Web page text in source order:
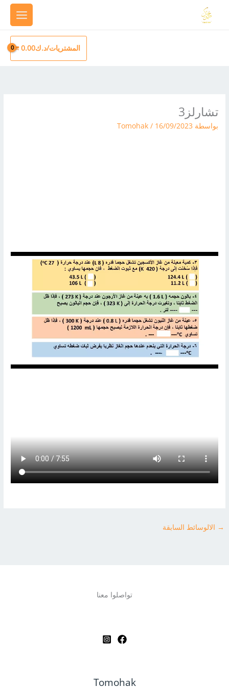
المشتريات/د.ك0.00
تشارلز3
بواسطة Tomohak / 16/09/2023
→ الالوسائط السابقة
تواصلوا معنا
Tomohak